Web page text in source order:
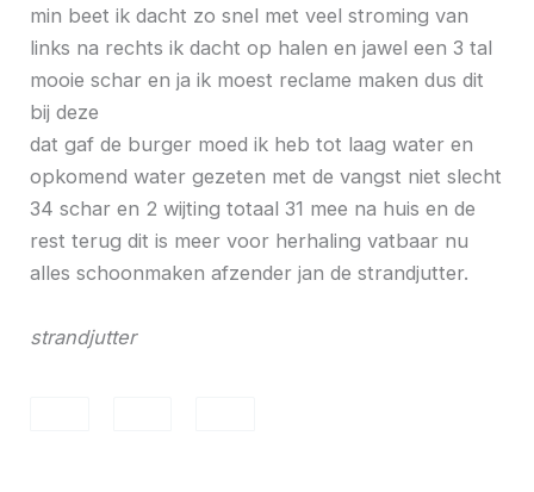
min beet ik dacht zo snel met veel stroming van
links na rechts ik dacht op halen en jawel een 3 tal
mooie schar en ja ik moest reclame maken dus dit
bij deze
dat gaf de burger moed ik heb tot laag water en
opkomend water gezeten met de vangst niet slecht
34 schar en 2 wijting totaal 31 mee na huis en de
rest terug dit is meer voor herhaling vatbaar nu
alles schoonmaken afzender jan de strandjutter.
strandjutter